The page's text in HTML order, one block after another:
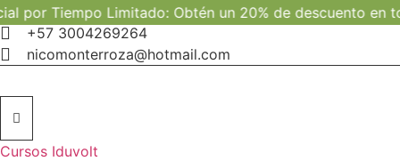
Ir
al
contenido
Tiempo Limitado: Obtén un 20% de descuento en
+57 3004269264
nicomonterroza@hotmail.com
Cursos Iduvolt